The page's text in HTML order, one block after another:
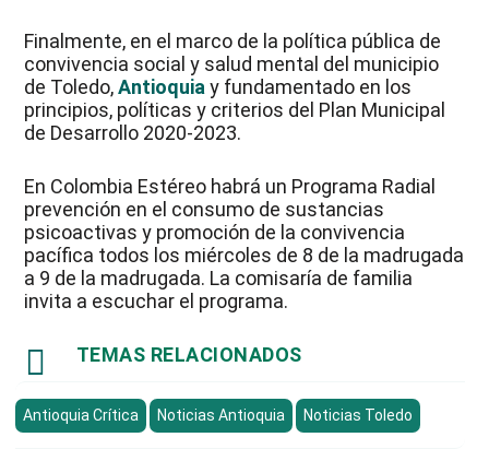
Finalmente, en el marco de la política pública de
convivencia social y salud mental del municipio
de Toledo,Antioquia y fundamentado en los
principios, políticas y criterios del Plan Municipal
de Desarrollo 2020-2023.
En Colombia Estéreo habrá un Programa Radial
prevención en el consumo de sustancias
psicoactivas y promoción de la convivencia
pacífica todos los miércoles de 8 de la madrugada
a 9 de la madrugada. La comisaría de familia
invita a escuchar el programa.
 TEMAS RELACIONADOS
Antioquia Crítica Noticias Antioquia Noticias Toledo